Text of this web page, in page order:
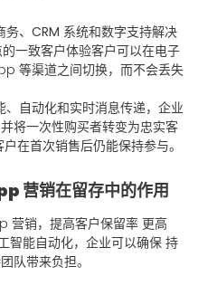
务、CRM 系统和数字支持解决
一致客户体验客户可以在电子
等渠道之间切换，而不会丢失
自动化和实时消息传递，企业
将一次性购买者转变为忠实客
户在首次销售后仍能保持参与。
营销在留存中的作用
营销，提高客户保留率 更高
智能自动化，企业可以确保 持
队带来负担。